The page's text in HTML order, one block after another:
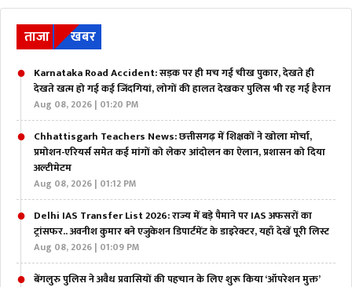
ताजा खबर
Karnataka Road Accident: सड़क पर ही मच गई चीख पुकार, देखते ही
देखते खत्म हो गई कई जिंदगियां, लोगों की हालत देखकर पुलिस भी रह गई हैरान
Aug 08, 2026 | 01:20 PM
Chhattisgarh Teachers News: छत्तीसगढ़ में शिक्षकों ने खोला मोर्चा,
प्रमोशन-एरियर्स समेत कई मांगों को लेकर आंदोलन का ऐलान, प्रशासन को दिया
अल्टीमेटम
Aug 08, 2026 | 01:12 PM
Delhi IAS Transfer List 2026: राज्य में बड़े पैमाने पर IAS अफसरों का
ट्रांसफर.. अवनीश कुमार बने एजुकेशन डिपार्टमेंट के डाइरेक्टर, यहाँ देखें पूरी लिस्ट
Aug 08, 2026 | 01:09 PM
बेंगलुरु पुलिस ने अवैध प्रवासियों की पहचान के लिए शुरू किया ‘ऑपरेशन मुक्त’